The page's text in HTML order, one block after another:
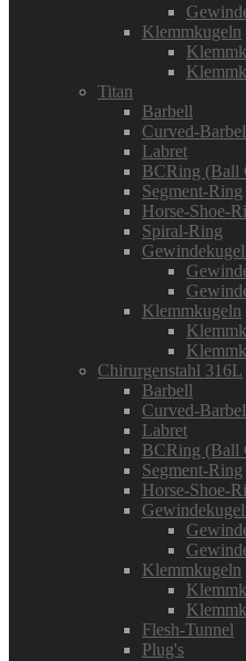
Klemmkugeln
Titan
Barbell
Curved-
Labret
BCRing (Ball
Segment-Ring
Horse-Shoe-
Spiral-Ring
Klemmkugeln
Chirurgenstahl 316L
Barbell
Curved-
Labret
BCRing (Ball
Segment-Ring
Horse-Shoe-
Klemmkugeln
Flesh-Tunnel
Plug's